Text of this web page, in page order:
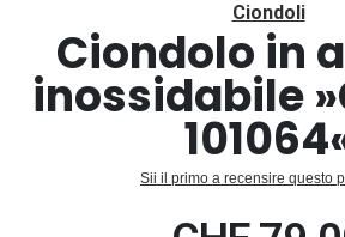
immagini
Ciondoli
Ciondolo in
inossidabile
Sii il primo a recensire questo